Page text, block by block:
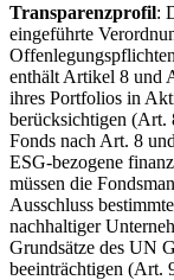
Transparenzprofil:
eingeführte
enthält Artikel 8 und
ihres Portfolios in
berücksichtigen (Art.
Fonds nach Art. 8
ESG-bezogene
müssen die
Ausschluss
nachhaltiger
Grundsätze des UN
beeinträchtigen (Art.